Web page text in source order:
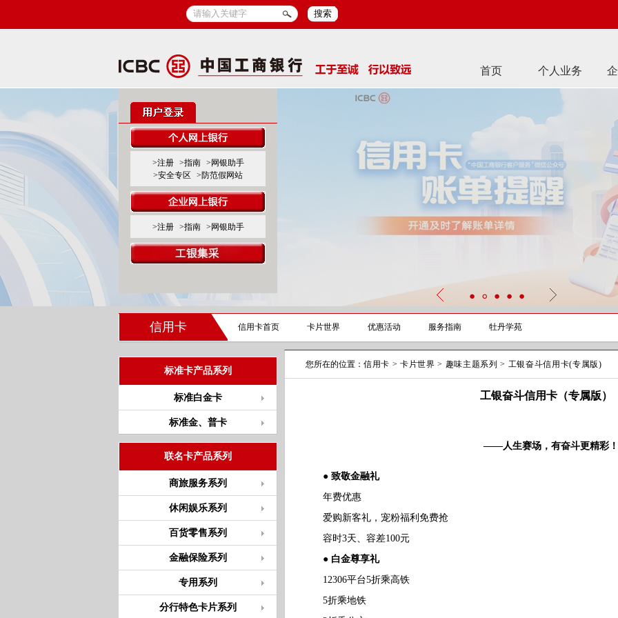
搜索
首页 个人业务
>注册 >指南
>网银助手
>安全专区
>防范假网站
>注册 >指南 >网银助手
信用卡 信用卡首页 卡片世界 优惠活动 服务指南 牡丹学苑
标准卡产品系列
标准白金卡
标准金、普卡
联名卡产品系列
商旅服务系列
休闲娱乐系列
百货零售系列
金融保险系列
专用系列
分行特色卡片系列
您所在的位置： 信用卡 > 卡片世界 > 趣味主题系列 > 工银奋斗信用卡(专属版)
工银奋斗信用卡（专属版）
——人生赛场，有奋斗更精彩！
● 致敬金融礼
年费优惠
爱购新客礼，宠粉福利免费抢
容时3天、容差100元
● 白金尊享礼
12306平台5折乘高铁
5折乘地铁